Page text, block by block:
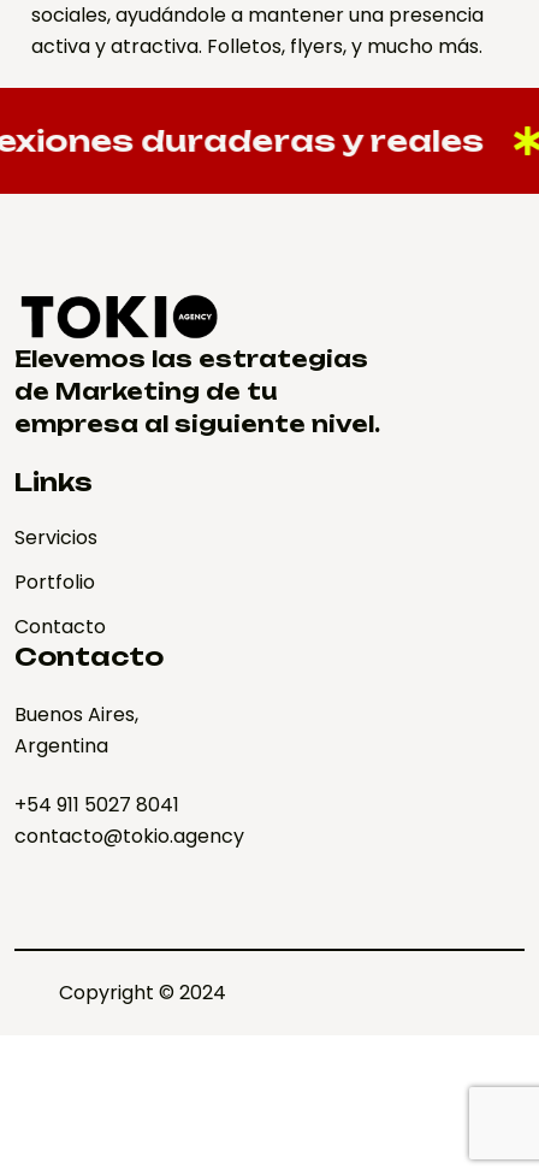
sociales, ayudándole a mantener una presencia
activa y atractiva. Folletos, flyers, y mucho más.
duraderas y reales
Elevemos las estrategias
de Marketing de tu
empresa al siguiente nivel.
Links
Servicios
Portfolio
Contacto
Contacto
Buenos Aires,
Argentina
+54 911 5027 8041
contacto@tokio.agency
Copyright © 2024